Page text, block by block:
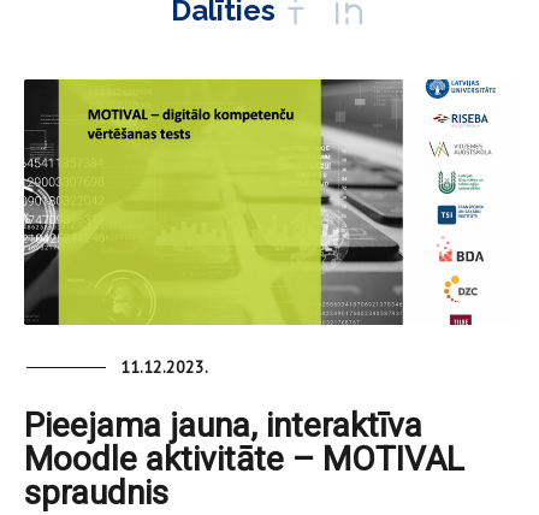
Dalīties
11.12.2023.
Pieejama jauna, interaktīva
Moodle aktivitāte – MOTIVAL
spraudnis